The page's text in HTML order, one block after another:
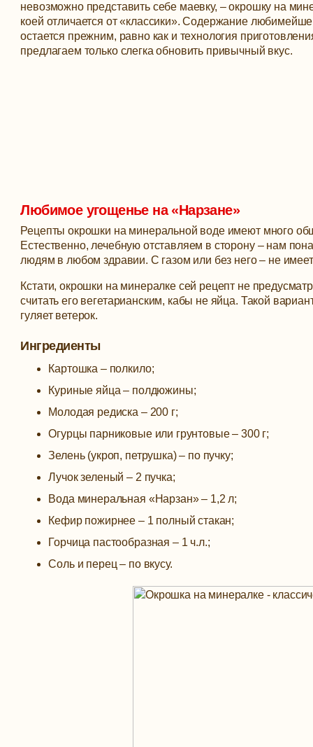
невозможно представить себе маевку, – окрошку на
коей отличается от «классики».Содержание
остается прежним, равно как и технология
предлагаем только слегка обновить привычный вкус.
Любимое угощенье на «Нарзане»
Рецепты окрошки на минеральной воде имеют много
Естественно, лечебную отставляем в сторону – нам
людям в любом здравии. С газом или без него – не
Кстати, окрошки на минералке сей рецепт не
считать его вегетарианским, кабы не яйца. Такой
гуляет ветерок.
Ингредиенты
Картошка – полкило;
Куриные яйца – полдюжины;
Молодая редиска – 200 г;
Огурцы парниковые или грунтовые – 300 г;
Зелень (укроп, петрушка) – по пучку;
Лучок зеленый – 2 пучка;
Вода минеральная «Нарзан» – 1,2 л;
Кефир пожирнее – 1 полный стакан;
Горчица пастообразная – 1 ч.л.;
Соль и перец – по вкусу.